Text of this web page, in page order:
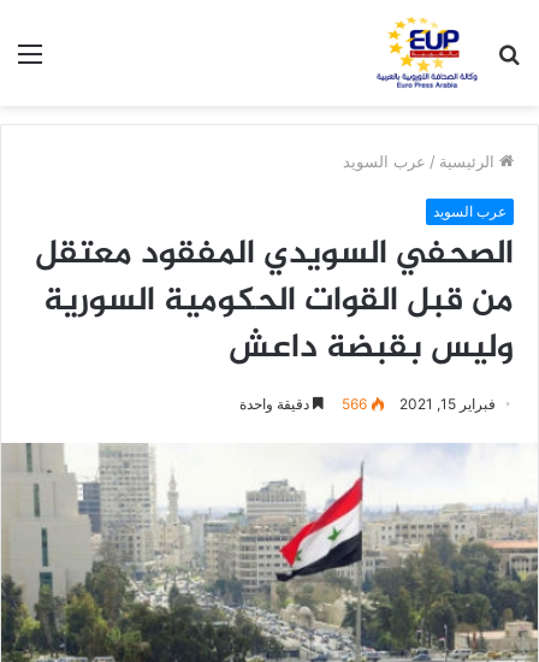
عن
الرئيسية / عرب السويد
عرب السويد
الصحفي السويدي المفقود معتقل
من قبل القوات الحكومية السورية
وليس بقبضة داعش
فبراير 15, 2021 566 دقيقة واحدة